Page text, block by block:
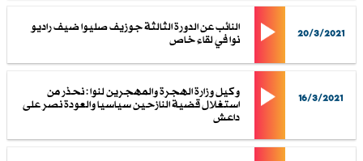
20/3/2021
النائب عن الدورة الثالثة جوزيف صليوا ضيف راديو
نوا في لقاء خاص
16/3/2021
وكيل وزارة الهجرة والمهجرين لنوا : نحذر من
استغلال قضية النازحين سياسيا والعودة نصر على
داعش